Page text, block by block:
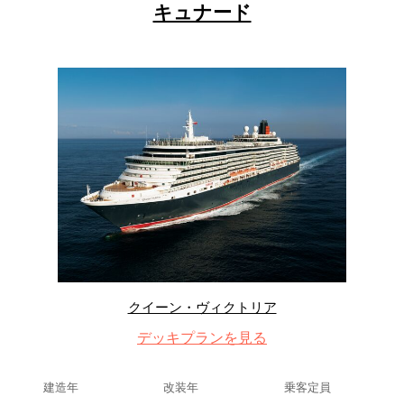
キュナード
クイーン・ヴィクトリア
デッキプランを見る
建造年 改装年 乗客定員